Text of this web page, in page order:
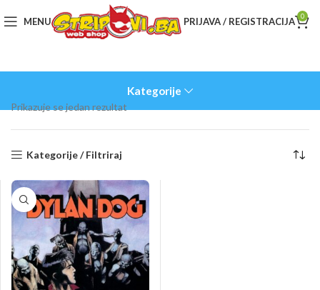
MENU PRIJAVA / REGISTRACIJA 0
Kategorije
Prikazuje se jedan rezultat
Kategorije / Filtriraj